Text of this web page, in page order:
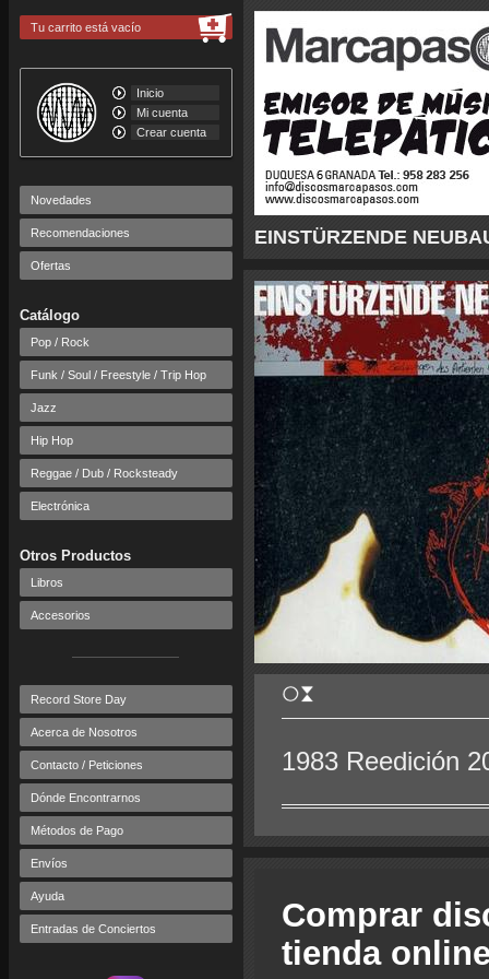
EINSTÜRZENDE
Tu carrito está vacío
Inicio
Mi cuenta
Crear cuenta
Novedades
Recomendaciones
Ofertas
Catálogo
Pop / Rock
Funk / Soul / Freestyle / Trip Hop
Jazz
Hip Hop
Reggae / Dub / Rocksteady
Electrónica
Otros Productos
Libros
Accesorios
Record Store Day
Acerca de Nosotros
Contacto / Peticiones
Dónde Encontrarnos
Métodos de Pago
Envíos
Ayuda
Entradas de Conciertos
1983 Reedición
Comprar
tienda